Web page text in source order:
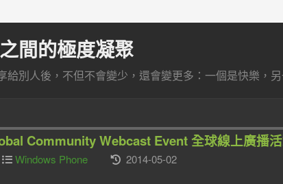
間的極度凝聚
給別人後，不但不會變少，還會變更多：一個是快樂，
Community Webcast Event 全球線上廣播
Windows Phone 2014-05-02